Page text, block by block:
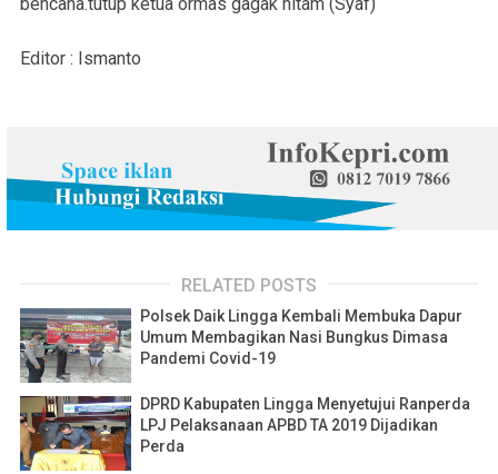
Editor : Ismanto
RELATED POSTS
Polsek Daik Lingga Kembali Membuka Dapur
Umum Membagikan Nasi Bungkus Dimasa
Pandemi Covid-19
DPRD Kabupaten Lingga Menyetujui Ranperda
LPJ Pelaksanaan APBD TA 2019 Dijadikan
Perda